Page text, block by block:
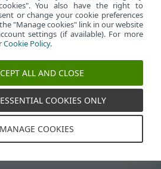
s
Gestisci cookie
You also have the right to
or change your cookie preferences
"Manage cookies" link in our website
settings (if available). For more
Cookie Policy.
ALL AND CLOSE
COOKIES ONLY
MANAGE COOKIES